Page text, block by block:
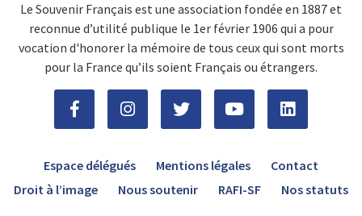
Le Souvenir Français est une association fondée en 1887 et
reconnue d’utilité publique le 1er février 1906 qui a pour
vocation d'honorer la mémoire de tous ceux qui sont morts
pour la France qu’ils soient Français ou étrangers.
Espace délégués Mentions légales
Contact
Droit à l’image
Nous soutenir RAFI-SF Nos statuts